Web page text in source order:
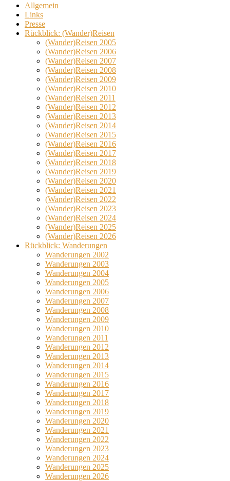
Allgemein
Links
Presse
Rückblick: (Wander)Reisen
(Wander)Reisen 2005
(Wander)Reisen 2006
(Wander)Reisen 2007
(Wander)Reisen 2008
(Wander)Reisen 2009
(Wander)Reisen 2010
(Wander)Reisen 2011
(Wander)Reisen 2012
(Wander)Reisen 2013
(Wander)Reisen 2014
(Wander)Reisen 2015
(Wander)Reisen 2016
(Wander)Reisen 2017
(Wander)Reisen 2018
(Wander)Reisen 2019
(Wander)Reisen 2020
(Wander)Reisen 2021
(Wander)Reisen 2022
(Wander)Reisen 2023
(Wander)Reisen 2024
(Wander)Reisen 2025
(Wander)Reisen 2026
Rückblick: Wanderungen
Wanderungen 2002
Wanderungen 2003
Wanderungen 2004
Wanderungen 2005
Wanderungen 2006
Wanderungen 2007
Wanderungen 2008
Wanderungen 2009
Wanderungen 2010
Wanderungen 2011
Wanderungen 2012
Wanderungen 2013
Wanderungen 2014
Wanderungen 2015
Wanderungen 2016
Wanderungen 2017
Wanderungen 2018
Wanderungen 2019
Wanderungen 2020
Wanderungen 2021
Wanderungen 2022
Wanderungen 2023
Wanderungen 2024
Wanderungen 2025
Wanderungen 2026